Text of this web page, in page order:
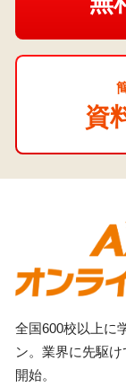
資
全国600校以上に
ン。業界に先駆
開始。